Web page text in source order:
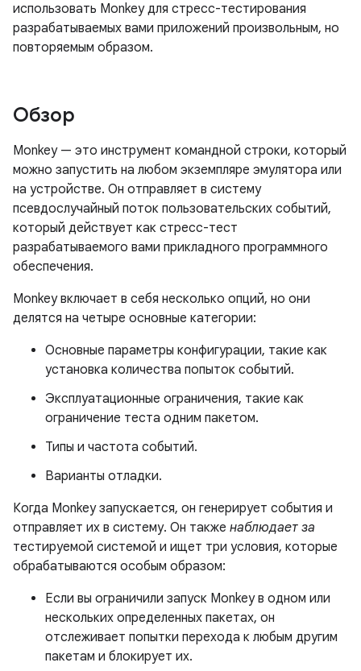
использовать Monkey для стресс-тестирования
разрабатываемых вами приложений произвольным, но
повторяемым образом.
Обзор
Monkey — это инструмент командной строки, который
можно запустить на любом экземпляре эмулятора или
на устройстве. Он отправляет в систему
псевдослучайный поток пользовательских событий,
который действует как стресс-тест
разрабатываемого вами прикладного программного
обеспечения.
Monkey включает в себя несколько опций, но они
делятся на четыре основные категории:
Основные параметры конфигурации, такие как
установка количества попыток событий.
Эксплуатационные ограничения, такие как
ограничение теста одним пакетом.
Типы и частота событий.
Варианты отладки.
Когда Monkey запускается, он генерирует события и
отправляет их в систему. Он также наблюдает за
тестируемой системой и ищет три условия, которые
обрабатываются особым образом:
Если вы ограничили запуск Monkey в одном или
нескольких определенных пакетах, он
отслеживает попытки перехода к любым другим
пакетам и блокирует их.